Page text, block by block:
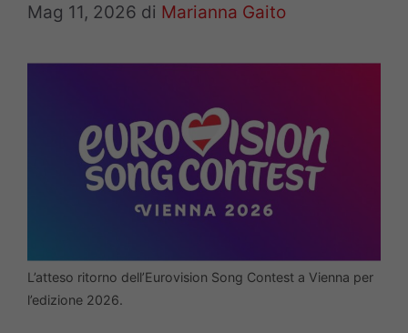
Mag 11, 2026 di Marianna Gaito
L’atteso ritorno dell’Eurovision Song Contest a Vienna per
l’edizione 2026.